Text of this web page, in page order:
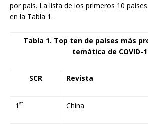
por país. La lista de los primeros 10
en la Tabla 1.
Tabla 1. Top ten de países más
temática de COVID-
SCR Revista
1 st China